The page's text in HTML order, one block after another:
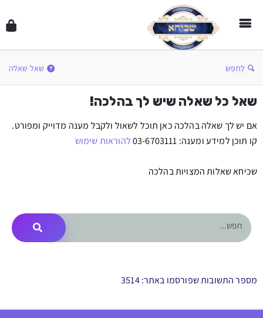
לְחַפֵּשׂ שאל שאלה
שאל כל שאלה שיש לך בהלכה!
אם יש לך שאלה בהלכה כאן תוכל לשאול ולקבל מענה מדוייק ומפורט.
קו תוכן למידע ומענה: 03-6703111
להוראות שימוש
שכיחא שאלות המצויות בהלכה
מספר התשובות שפורסמו באתר: 3514